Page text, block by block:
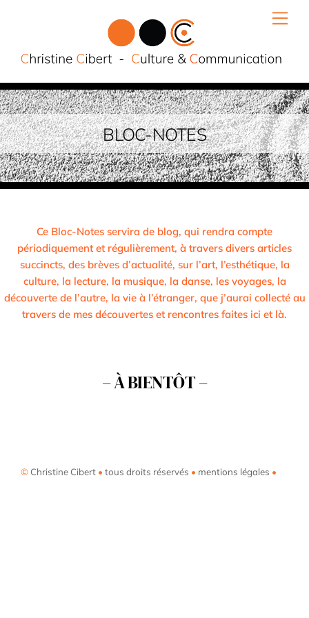
BLOC-NOTES
Ce Bloc-Notes servira de blog, qui rendra compte
périodiquement et régulièrement, à travers divers articles
succincts, des brèves d’actualité, sur l’art, l’esthétique, la
culture, la lecture, la musique, la danse, les voyages, la
découverte de l’autre, la vie à l’étranger, que j’aurai collecté au
travers de mes découvertes et rencontres faites ici et là.
– À BIENTÔT –
© Christine Cibert • tous droits réservés • mentions légales •